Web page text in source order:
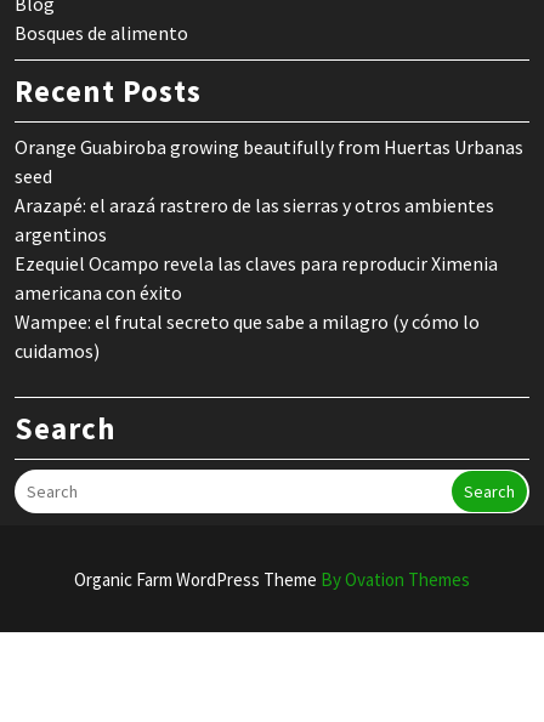
Bosques de alimento
Recent Posts
Orange Guabiroba growing beautifully from Huertas Urbanas
seed
Arazapé: el arazá rastrero de las sierras y otros ambientes
argentinos
Ezequiel Ocampo revela las claves para reproducir Ximenia
americana con éxito
Wampee: el frutal secreto que sabe a milagro (y cómo lo
cuidamos)
Search
Search
Organic Farm WordPress Theme By Ovation Themes